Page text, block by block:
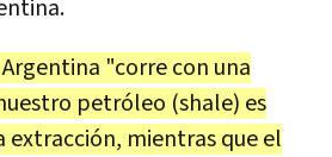
"corre con una
petróleo (shale) es
extracción, mientras que el